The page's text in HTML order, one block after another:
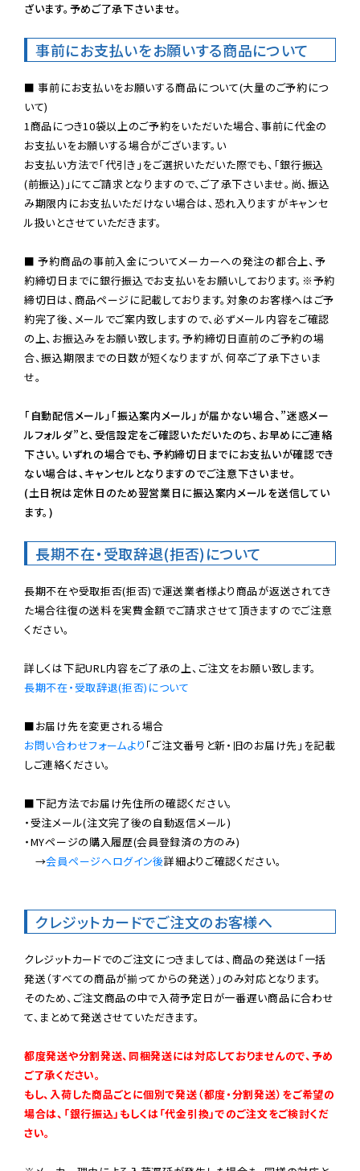
ざいます。予めご了承下さいませ。
事前にお支払いをお願いする商品について
■ 事前にお支払いをお願いする商品について(大量のご予約につ
いて)
1商品につき10袋以上のご予約をいただいた場合、事前に代金の
お支払いをお願いする場合がございます。い
お支払い方法で「代引き」をご選択いただいた際でも、「銀行振込
(前振込)」にてご請求となりますので、ご了承下さいませ。尚、振込
み期限内にお支払いただけない場合は、恐れ入りますがキャンセ
ル扱いとさせていただきます。
■ 予約商品の事前入金についてメーカーへの発注の都合上、予
約締切日までに銀行振込でお支払いをお願いしております。※予約
締切日は、商品ページに記載しております。対象のお客様へはご予
約完了後、メールでご案内致しますので、必ずメール内容をご確認
の上、お振込みをお願い致します。予約締切日直前のご予約の場
合、振込期限までの日数が短くなりますが、何卒ご了承下さいま
せ。
「自動配信メール」「振込案内メール」が届かない場合、”迷惑メー
ルフォルダ”と、受信設定をご確認いただいたのち、お早めにご連絡
下さい。いずれの場合でも、予約締切日までにお支払いが確認でき
ない場合は、キャンセルとなりますのでご注意下さいませ。
(土日祝は定休日のため翌営業日に振込案内メールを送信してい
ます。)
長期不在・受取辞退(拒否)について
長期不在や受取拒否(拒否)で運送業者様より商品が返送されてき
た場合往復の送料を実費金額でご請求させて頂きますのでご注意
ください。
長期不在・受取辞退(拒否)について
お問い合わせフォームより 「ご注文番号と新・旧のお届け先」を記載
しご連絡ください。
■下記方法でお届け先住所の確認ください。
・受注メール(注文完了後の自動返信メール)
・MYページの購入履歴(会員登録済の方のみ)
→会員ページへログイン後詳細よりご確認ください。
クレジットカードでご注文のお客様へ
クレジットカードでのご注文につきましては、商品の発送は「一括
発送（すべての商品が揃ってからの発送）」のみ対応となります。
そのため、ご注文商品の中で入荷予定日が一番遅い商品に合わせ
て、まとめて発送させていただきます。
都度発送や分割発送、同梱発送には対応しておりませんので、予め
ご了承ください。
もし、入荷した商品ごとに個別で発送（都度・分割発送）をご希望の
場合は、「銀行振込」もしくは「代金引換」でのご注文をご検討くだ
さい。